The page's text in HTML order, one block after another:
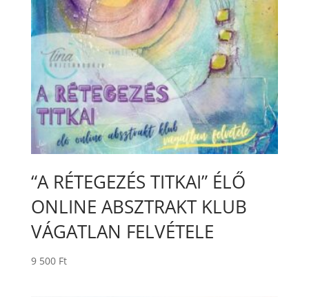
“A RÉTEGEZÉS TITKAI” ÉLŐ
ONLINE ABSZTRAKT KLUB
VÁGATLAN FELVÉTELE
9 500 Ft